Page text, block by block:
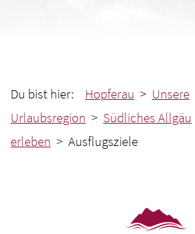
Du bist hier: Hopferau > Unsere
Urlaubsregion > Südliches Allgäu
erleben > Ausflugsziele